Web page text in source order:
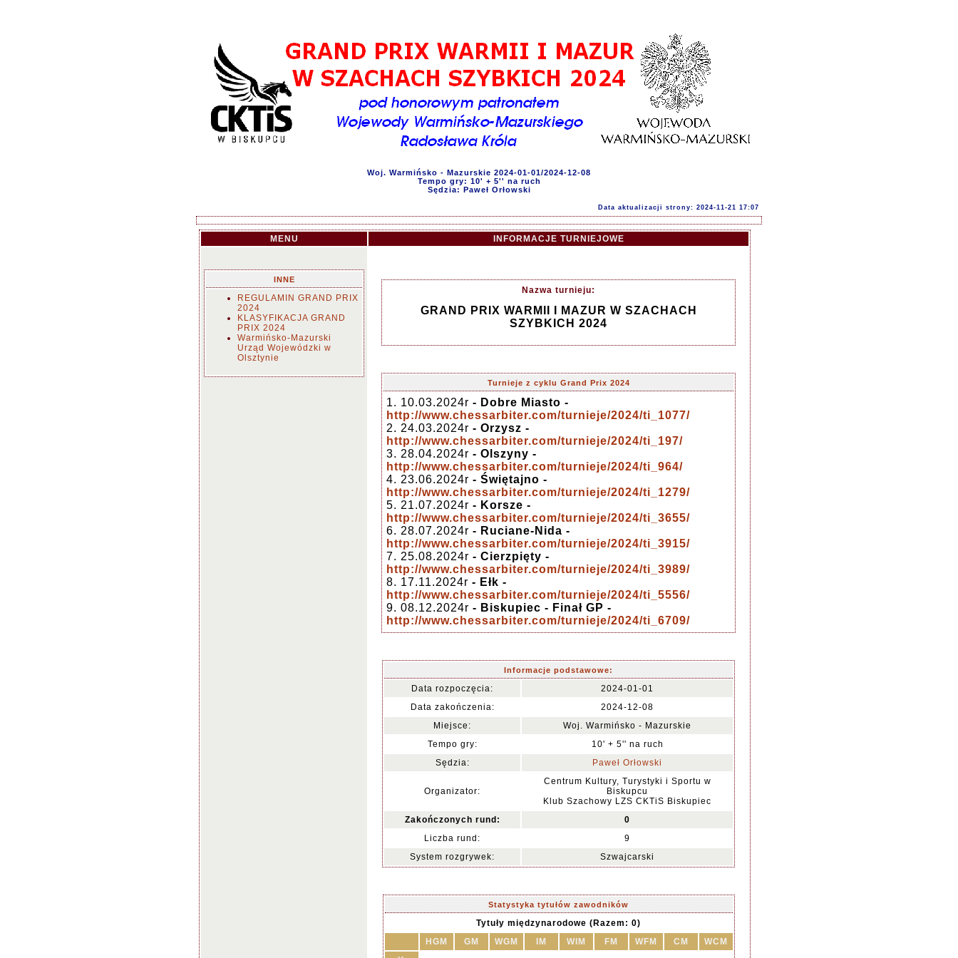
Woj. Warmińsko - Mazurskie 2024-01-01/2024-12-08
Tempo gry: 10' + 5'' na ruch
Sędzia: Paweł Orłowski
Data aktualizacji strony: 2024-11-21 17:07
MENU INFORMACJE TURNIEJOWE
INNE
REGULAMIN GRAND PRIX
2024
KLASYFIKACJA GRAND
PRIX 2024
Warmińsko-Mazurski
Urząd Wojewódzki w
Olsztynie
Nazwa turnieju:
GRAND PRIX WARMII I MAZUR W SZACHACH
SZYBKICH 2024
Turnieje z cyklu Grand Prix 2024
1. 10.03.2024r - Dobre Miasto -
http://www.chessarbiter.com/turnieje/2024/ti_1077/
2. 24.03.2024r - Orzysz -
http://www.chessarbiter.com/turnieje/2024/ti_197/
3. 28.04.2024r - Olszyny -
http://www.chessarbiter.com/turnieje/2024/ti_964/
4. 23.06.2024r - Świętajno -
http://www.chessarbiter.com/turnieje/2024/ti_1279/
5. 21.07.2024r - Korsze -
http://www.chessarbiter.com/turnieje/2024/ti_3655/
6. 28.07.2024r - Ruciane-Nida -
http://www.chessarbiter.com/turnieje/2024/ti_3915/
7. 25.08.2024r - Cierzpięty -
http://www.chessarbiter.com/turnieje/2024/ti_3989/
8. 17.11.2024r - Ełk -
http://www.chessarbiter.com/turnieje/2024/ti_5556/
9. 08.12.2024r - Biskupiec - Finał GP -
http://www.chessarbiter.com/turnieje/2024/ti_6709/
Informacje podstawowe:
Data rozpoczęcia:
2024-01-01
Data zakończenia:
2024-12-08
Miejsce:
Woj. Warmińsko - Mazurskie
Tempo gry:
10' + 5'' na ruch
Sędzia:
Paweł Orłowski
Organizator:
Centrum Kultury, Turystyki i Sportu w
Biskupcu
Klub Szachowy LZS CKTiS Biskupiec
Zakończonych rund:
0
Liczba rund:
9
System rozgrywek:
Szwajcarski
Statystyka tytułów zawodników
Tytuły międzynarodowe (Razem: 0)
HGM
GM WGM IM WIM FM WFM CM
WCM